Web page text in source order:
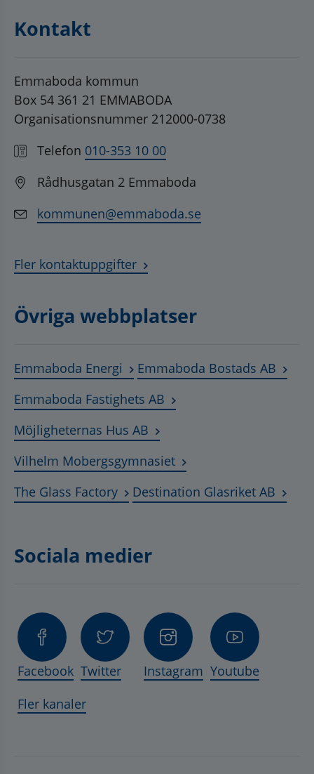
Kontakt
Emmaboda kommun
Box 54 361 21 EMMABODA
Organisationsnummer 212000-0738
Telefon 010-353 10 00
Rådhusgatan 2 Emmaboda
kommunen@emmaboda.se
Fler kontaktuppgifter
Övriga webbplatser
Emmaboda Energi Länk till annan webbplats,
Emmaboda Bostads AB
Emmaboda Fastighets AB Länk till annan
Möjligheternas Hus AB Länk till annan webbplats,
Vilhelm MobergsgymnasietLänk till annan
The Glass FactoryLänk till annan webbplats,
Destination Glasriket AB
Sociala medier
Facebook Twitter Instagram Youtube
Fler kanaler